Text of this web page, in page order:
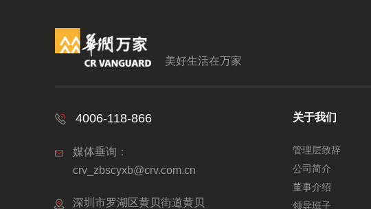
美好生活在万家
4006-118-866
媒体垂询：
crv_zbscyxb@crv.com.cn
深圳市罗湖区黄贝街道黄贝
关于我们
管理层致辞
公司简介
董事介绍
领导班子